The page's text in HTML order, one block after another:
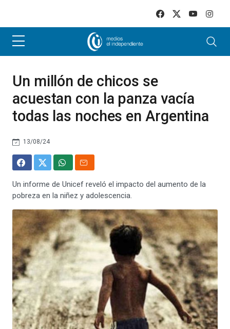
Un millón de chicos se
acuestan con la panza vacía
todas las noches en Argentina
13/08/24
Un informe de Unicef reveló el impacto del aumento de la
pobreza en la niñez y adolescencia.